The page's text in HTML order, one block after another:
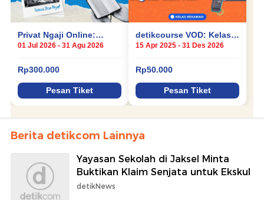
Berita detikcom Lainnya
Yayasan Sekolah di Jaksel Minta
Buktikan Klaim Senjata untuk Ekskul
detikNews